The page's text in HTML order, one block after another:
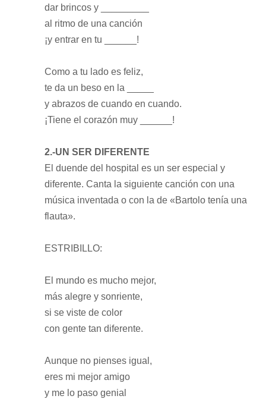
dar brincos y _________
al ritmo de una canción
¡y entrar en tu ______!
Como a tu lado es feliz,
te da un beso en la _____
y abrazos de cuando en cuando.
¡Tiene el corazón muy ______!
2.-UN SER DIFERENTE
El duende del hospital es un ser especial y
diferente. Canta la siguiente canción con una
música inventada o con la de «Bartolo tenía una
flauta».
ESTRIBILLO:
El mundo es mucho mejor,
más alegre y sonriente,
si se viste de color
con gente tan diferente.
Aunque no pienses igual,
eres mi mejor amigo
y me lo paso genial